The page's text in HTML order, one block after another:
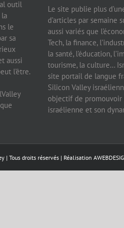
outil
le
sa
aussi
l’être.
Le site publie plus
d’articles par semaine
aussi variés que
Tech, la finance,
la santé, l’éducation,
tourisme, la culture…
site portail de langue
Silicon Valley
objectif de promouvoir
israélienne et son
| Tous droits réservés | Réalisation